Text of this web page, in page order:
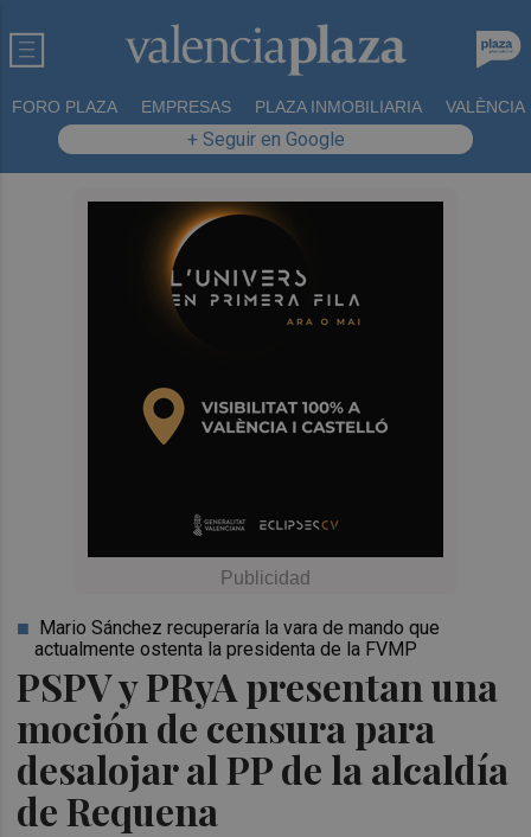
FORO PLAZA EMPRESAS PLAZA INMOBILIARIA VALÈNCIA
+ Seguir en Google
PSPV y PRyA presentan una
moción de censura para
desalojar al PP de la alcaldía
de Requena
Mario Sánchez recuperaría la vara de mando que
actualmente ostenta la presidenta de la FVMP